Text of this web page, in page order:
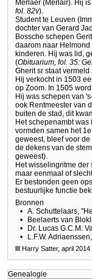
Merlaer (Merlair). Hij
fol. 82v).
Student te Leuven
dochter van Gerard
Bossche schepen
daarom naar
kinderen. Hij was lid,
(Obituarium, fol. 35:
Gherit sr staat
Hij verkocht in 1503
op Zoom. In 1505
Hij was schepen van
ook Rentmeester van
buiten de stad, dit
Het schepenambt
vormden samen het
geweest, bleef voor
de dekens van de
geweest).
Het wisselingritme
maar eenmaal of
Er bestonden geen
bestuurlijke functie
Bronnen
• A. Schuttelaars,
•
Beelaerts van
•
Dr. Lucas G.C.M.
•
L.F.W.
Harry Satter, april 2014
Genealogie